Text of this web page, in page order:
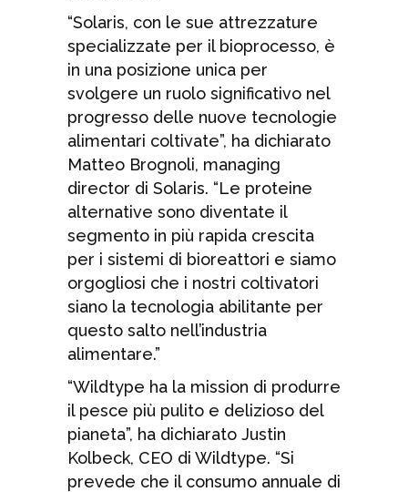
“Solaris, con le sue attrezzature
specializzate per il bioprocesso, è
in una posizione unica per
svolgere un ruolo significativo nel
progresso delle nuove tecnologie
alimentari coltivate”, ha dichiarato
Matteo Brognoli, managing
director di Solaris. “Le proteine
alternative sono diventate il
segmento in più rapida crescita
per i sistemi di bioreattori e siamo
orgogliosi che i nostri coltivatori
siano la tecnologia abilitante per
questo salto nell’industria
alimentare.”
“Wildtype ha la mission di produrre
il pesce più pulito e delizioso del
pianeta”, ha dichiarato Justin
Kolbeck, CEO di Wildtype. “Si
prevede che il consumo annuale di